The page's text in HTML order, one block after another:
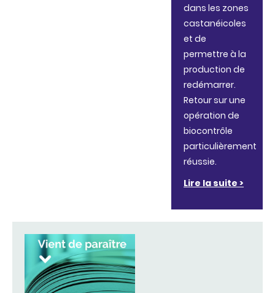
dans les zones
castanéicoles
et de
permettre à la
production de
redémarrer.
Retour sur une
opération de
biocontrôle
particulièrement
réussie.
Lire la suite >